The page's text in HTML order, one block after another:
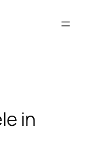
in